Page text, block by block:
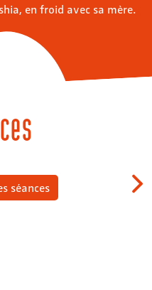
en froid avec sa mère.
séances